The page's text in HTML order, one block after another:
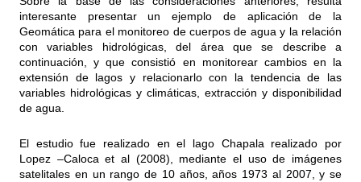
interesante presentar un ejemplo de aplicación de la
Geomática para el monitoreo de cuerpos de agua y la relación
con variables hidrológicas, del área que se describe a
continuación, y que consistió en monitorear cambios en la
extensión de lagos y relacionarlo con la tendencia de las
variables hidrológicas y climáticas, extracción y disponibilidad
de agua.
El estudio fue realizado en el lago Chapala realizado por
Lopez –Caloca et al (2008), mediante el uso de imágenes
satelitales en un rango de 10 años, años 1973 al 2007, y se